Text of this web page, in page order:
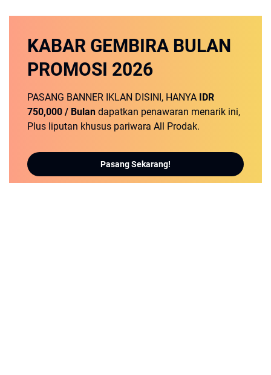
KABAR GEMBIRA BULAN
PROMOSI 2026
PASANG BANNER IKLAN DISINI, HANYA IDR
750,000 / Bulan dapatkan penawaran menarik ini,
Plus liputan khusus pariwara All Prodak.
Pasang Sekarang!